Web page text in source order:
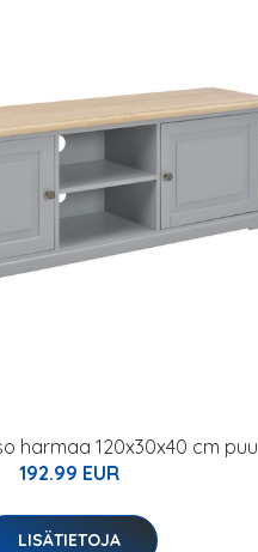
harmaa 120x30x40 cm puu
192.99 EUR
LISÄTIETOJA